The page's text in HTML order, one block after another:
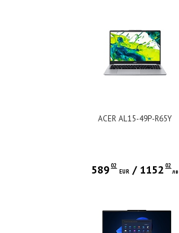
ACER AL15-49P-R65Y
589 02
EUR / 1152 02
лв